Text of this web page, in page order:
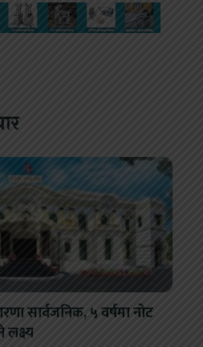
सार्वजनिक, ५ वर्षमा नोट
लक्ष्य